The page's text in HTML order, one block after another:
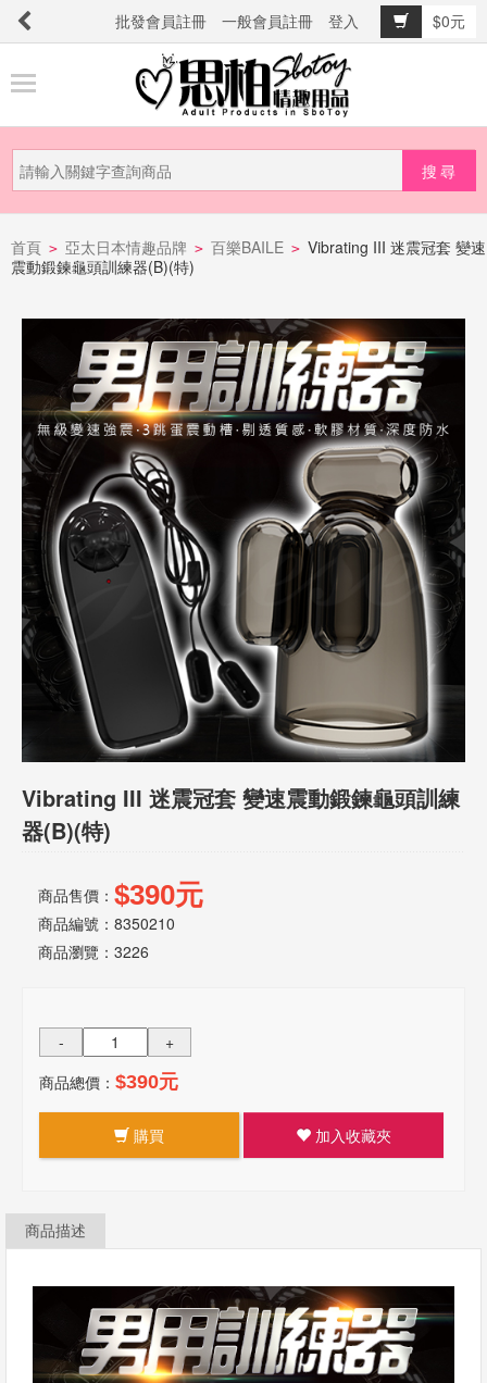
批發會員註冊 一般會員註冊 登入
$0元
品
新
品
上
詐
騙
電
話
簡
訊
明
首頁 > 亞太日本情趣品牌 > 百樂BAILE > Vibrating III 迷震冠套 變速
震動鍛鍊龜頭訓練器(B)(特)
Vibrating III 迷震冠套 變速震動鍛鍊龜頭訓練
器(B)(特)
商品售價： $390元
商品編號：8350210
商品瀏覽： 3226
-
+
商品總價： $390元
購買 加入收藏夾
商品描述